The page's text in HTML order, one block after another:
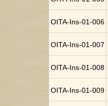
OITA-Ins-01-006
OITA-Ins-01-007
OITA-Ins-01-008
OITA-Ins-01-009